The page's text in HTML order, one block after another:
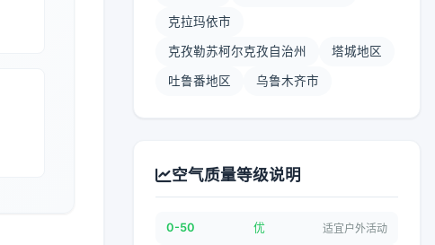
克拉玛依市
克孜勒苏柯尔克孜自治州 塔城地区
吐鲁番地区 乌鲁木齐市
空气质量等级说明
0-50 优 适宜户外活动